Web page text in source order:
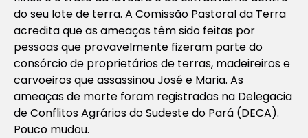
do seu lote de terra. A Comissão Pastoral da Terra
acredita que as ameaças têm sido feitas por
pessoas que provavelmente fizeram parte do
consórcio de proprietários de terras, madeireiros e
carvoeiros que assassinou José e Maria. As
ameaças de morte foram registradas na Delegacia
de Conflitos Agrários do Sudeste do Pará (DECA).
Pouco mudou.